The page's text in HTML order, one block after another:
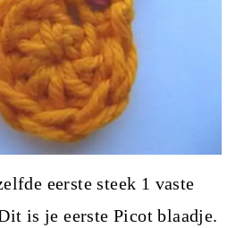
eerste steek 1 vaste
is je eerste Picot blaadje.